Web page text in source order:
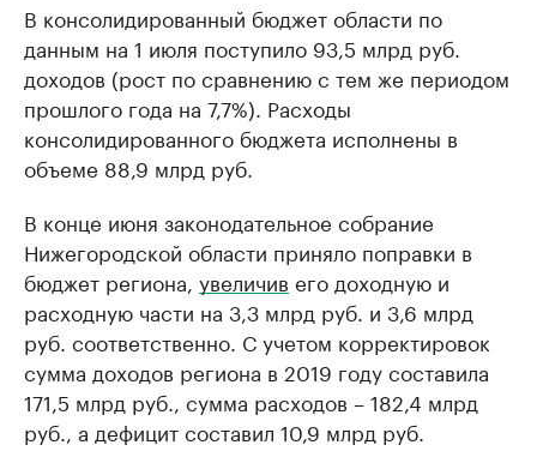
В консолидированный бюджет области по
данным на 1 июля поступило 93,5 млрд руб.
доходов (рост по сравнению с тем же периодом
прошлого года на 7,7%). Расходы
консолидированного бюджета исполнены в
объеме 88,9 млрд руб.
В конце июня законодательное собрание
Нижегородской области приняло поправки в
бюджет региона, увеличив его доходную и
расходную части на 3,3 млрд руб. и 3,6 млрд
руб. соответственно. С учетом корректировок
сумма доходов региона в 2019 году составила
171,5 млрд руб., сумма расходов – 182,4 млрд
руб., а дефицит составил 10,9 млрд руб.